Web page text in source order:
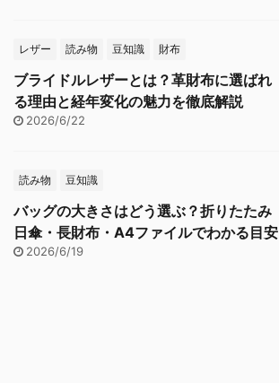
レザー 読み物 豆知識 財布
ブライドルレザーとは？革財布に選ばれ
る理由と経年変化の魅力を徹底解説
2026/6/22
読み物 豆知識
バッグの大きさはどう選ぶ？折りたたみ
日傘・長財布・A4ファイルでわかる目安
2026/6/19